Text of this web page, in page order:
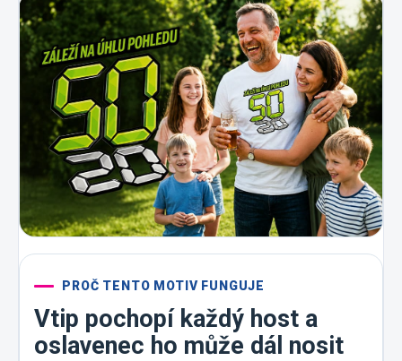
PROČ TENTO MOTIV FUNGUJE
Vtip pochopí každý host a
oslavenec ho může dál nosit